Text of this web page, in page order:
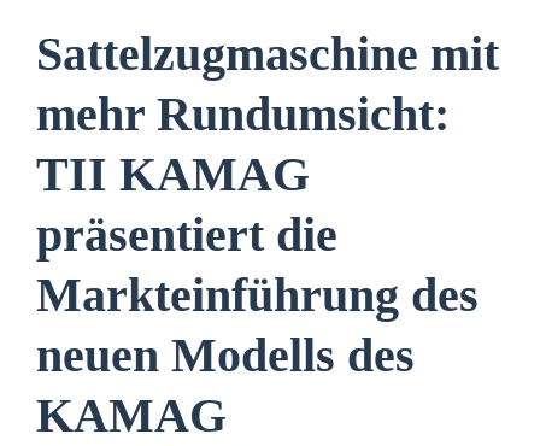
Sattelzugmaschine mit
mehr Rundumsicht:
TII KAMAG
präsentiert die
Markteinführung des
neuen Modells des
KAMAG